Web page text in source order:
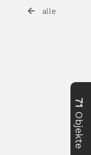
alle
71
Objekte